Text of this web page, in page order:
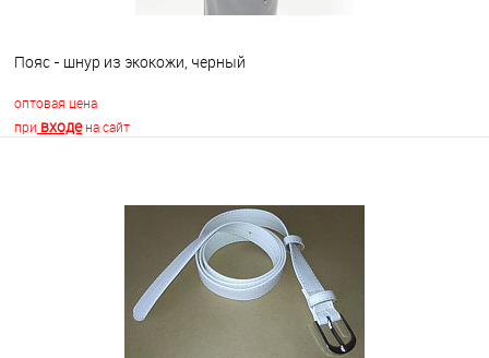
Пояс - шнур из экокожи, черный
оптовая цена
при входена сайт
Недоступно